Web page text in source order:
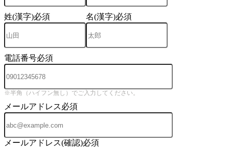
姓(漢字)必須 名(漢字)必須
電話番号必須
※半角（ハイフン無し）でご入力してください。
メールアドレス必須
メールアドレス(確認)必須